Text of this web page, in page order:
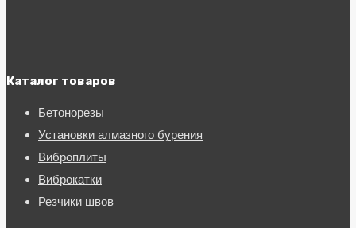
Каталог товаров
Бетонорезы
Установки алмазного бурения
Виброплиты
Виброкатки
Резчики швов